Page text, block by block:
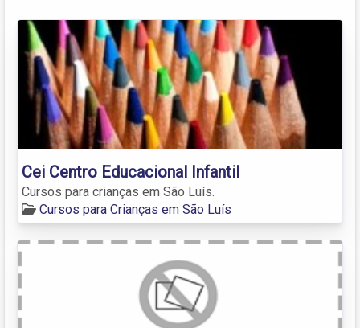
Cei Centro Educacional Infantil
Cursos para crianças em São Luís.
Cursos para Crianças em São Luís